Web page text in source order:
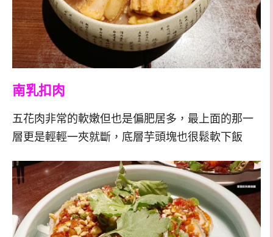
南乳扣肉
五花肉非常的軟嫩但也是偏肥居多，最上面的那一
層更是輕輕一夾就斷，底層芋頭塊也很鬆軟下飯